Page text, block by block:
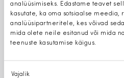
analüüsimiseks. Edastame teavet
kasutate, ka oma sotsiaalse meedia,
analüüsipartneritele, kes võivad
mida olete neile esitanud või mida
teenuste kasutamise käigus.
Nõusoleku
Vajalik